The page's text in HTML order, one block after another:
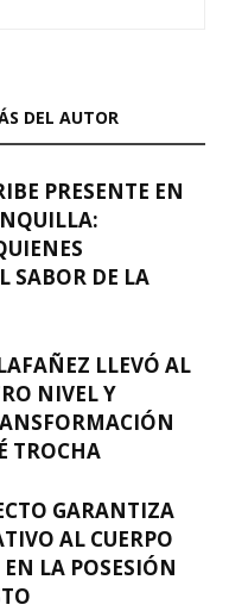
DEL AUTOR
PRESENTE EN
SABOR DE LA
LLEVÓ AL
NIVEL Y
TROCHA
GARANTIZA
AL CUERPO
LA POSESIÓN